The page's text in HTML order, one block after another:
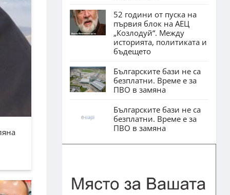
52 години от пуска на
първия блок на АЕЦ
„Козлодуй“. Между
историята, политиката и
бъдещето
Българските бази не са
безплатни. Време е за
ПВО в замяна
Българските бази не са
безплатни. Време е за
ПВО в замяна